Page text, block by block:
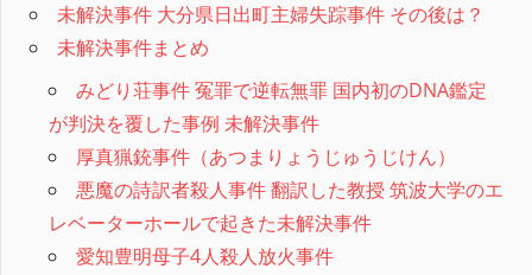
未解決事件 大分県日出町主婦失踪事件 その後は？
未解決事件まとめ
みどり荘事件 冤罪で逆転無罪 国内初のDNA鑑定
が判決を覆した事例 未解決事件
厚真猟銃事件（あつまりょうじゅうじけん）
悪魔の詩訳者殺人事件 翻訳した教授 筑波大学のエ
レベーターホールで起きた未解決事件
愛知豊明母子4人殺人放火事件